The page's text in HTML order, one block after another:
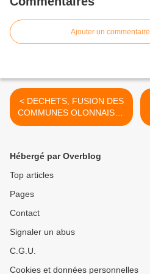
Ajouter un commentaire
< DECHETS, FUSION DES
COMMUNES OLONNAISES
: des débats nécessaires
Hébergé par Overblog
Top articles
Pages
Contact
Signaler un abus
C.G.U.
Cookies et données personnelles